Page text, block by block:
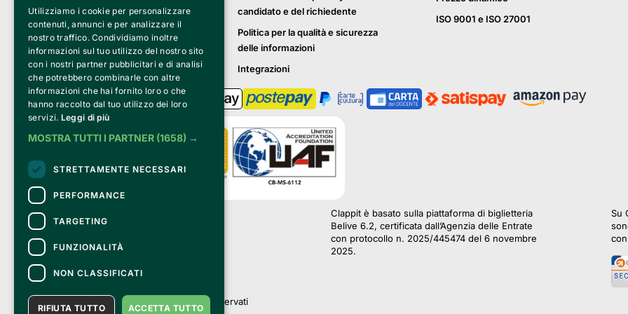
candidato e del richiedente
Politica per la qualità e sicurezza
delle informazioni
Integrazioni
ISO 9001 e ISO 27001
Bemils Srl
Via Fosse Ardeatine, 4 -20092 Cinisello
PI 05589050961
© 2010-2025 Bemils Srl - Tutti i diritti riservati
Clappit è basato sulla piattaforma di biglietteria
Belive 6.2, certificata dall’Agenzia delle Entrate
con protocollo n. 2025/445474 del 6 novembre
2025.
Su
Utilizziamo i cookie per personalizzare
contenuti, annunci e per analizzare il
nostro traffico. Condividiamo inoltre
informazioni sul tuo utilizzo del nostro sito
con i nostri partner pubblicitari e di analisi
che potrebbero combinarle con altre
informazioni che hai fornito loro o che
hanno raccolto dal tuo utilizzo dei loro
servizi. Leggi di più
MOSTRA TUTTI I PARTNER (1658) →
STRETTAMENTE NECESSARI
PERFORMANCE
TARGETING
FUNZIONALITÀ
NON CLASSIFICATI
ACCETTA TUTTO
RIFIUTA TUTTO